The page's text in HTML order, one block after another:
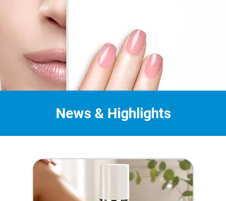
News & Highlights